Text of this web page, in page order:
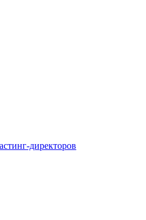
директоров